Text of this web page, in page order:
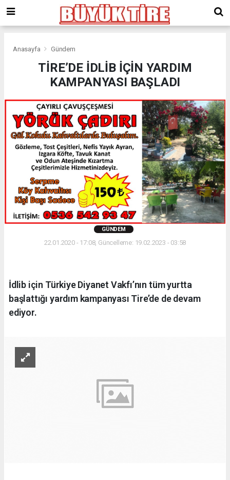
giriş
kingroyal
Anasayfa Gündem
TİRE’DE İDLİB İÇİN YARDIM
KAMPANYASI BAŞLADI
GÜNDEM
22.01.2020 - 17:08, Güncelleme: 19.02.2023 - 03:58
İdlib için Türkiye Diyanet Vakfı’nın tüm yurtta
başlattığı yardım kampanyası Tire’de de devam
ediyor.